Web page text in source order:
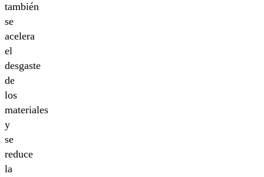
también
se
acelera
el
desgaste
de
los
materiales
y
se
reduce
la